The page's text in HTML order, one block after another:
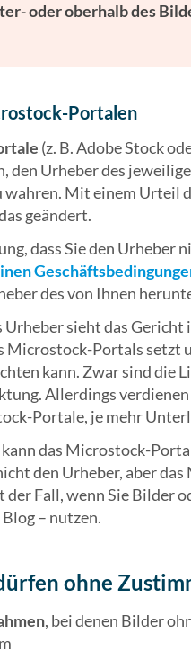
oder oberhalb des
Portalen
(z. B. Adobe Stock
den Urheber des
Mit einem Urteil
geändert.
dass Sie den Urheber
des von Ihnen
Urheber sieht das
Microstock-Portals setzt
kann. Zwar sind die
Allerdings
Portale, je mehr
das Microstock-
den Urheber, aber
Fall, wenn Sie Bilder
– nutzen.
ohne
, bei denen Bilder